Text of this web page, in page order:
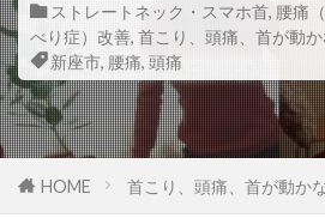
ストレートネック・スマホ首, 腰痛
べり症）改善, 首こり、頭痛、首が動
新座市, 腰痛, 頭痛
HOME 首こり、頭痛、首が動か